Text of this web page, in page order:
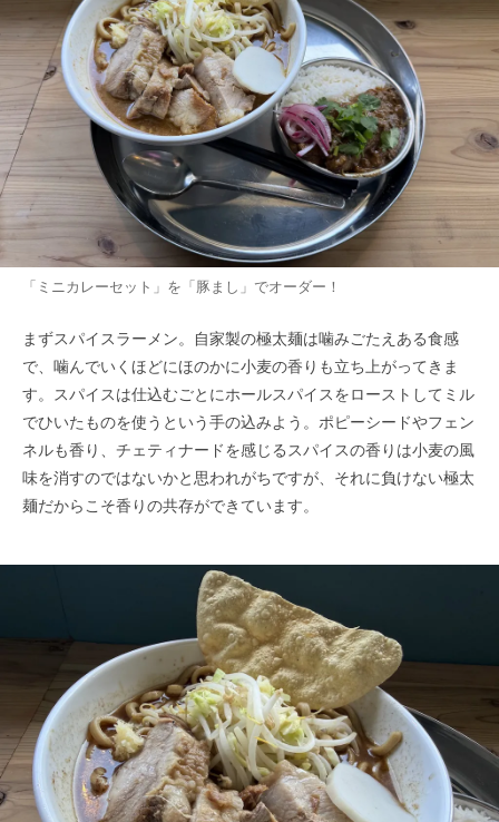
「ミニカレーセット」を「豚まし」でオーダー！
まずスパイスラーメン。自家製の極太麺は噛みごたえある食感
で、噛んでいくほどにほのかに小麦の香りも立ち上がってきま
す。スパイスは仕込むごとにホールスパイスをローストしてミル
でひいたものを使うという手の込みよう。ポピーシードやフェン
ネルも香り、チェティナードを感じるスパイスの香りは小麦の風
味を消すのではないかと思われがちですが、それに負けない極太
麺だからこそ香りの共存ができています。